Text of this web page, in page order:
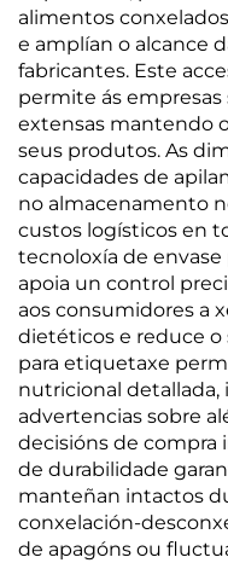
alimentos
e amplían o alcance
fabricantes. Este
permite ás empresas
extensas mantendo
seus produtos. As
capacidades de
no almacenamento
custos logísticos en
tecnoloxía de
apoia un control
aos consumidores a
dietéticos e reduce o
para etiquetaxe
nutricional detallada,
advertencias sobre
decisións de compra
de durabilidade
manteñan intactos
conxelación-
de apagóns ou